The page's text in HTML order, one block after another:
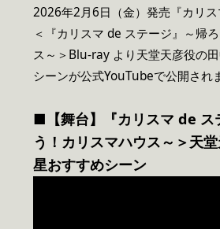
2026年2月6日（金）発売『カリ
＜『カリスマ de ステージ』～帰
ス～＞Blu-ray より天堂天彦役の
シーンが公式YouTubeで公開され
■【舞台】『カリスマ de ス
う！カリスマハウス～＞天
星おすすめシーン